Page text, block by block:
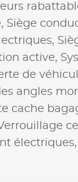
Siège
active,
de
angles
cache
électriques,